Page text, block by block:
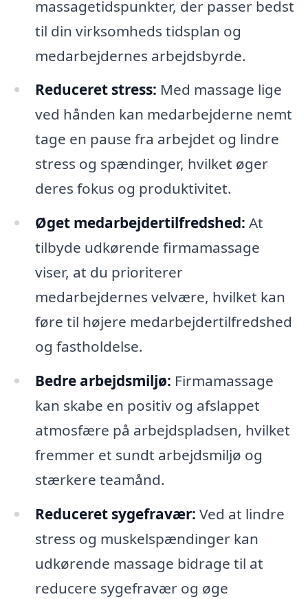
massagetidspunkter, der passer bedst
til din virksomheds tidsplan og
medarbejdernes arbejdsbyrde.
Reduceret stress: Med massage lige
ved hånden kan medarbejderne nemt
tage en pause fra arbejdet og lindre
stress og spændinger, hvilket øger
deres fokus og produktivitet.
Øget medarbejdertilfredshed: At
tilbyde udkørende firmamassage
viser, at du prioriterer
medarbejdernes velvære, hvilket kan
føre til højere medarbejdertilfredshed
og fastholdelse.
Bedre arbejdsmiljø: Firmamassage
kan skabe en positiv og afslappet
atmosfære på arbejdspladsen, hvilket
fremmer et sundt arbejdsmiljø og
stærkere teamånd.
Reduceret sygefravær: Ved at lindre
stress og muskelspændinger kan
udkørende massage bidrage til at
reducere sygefravær og øge